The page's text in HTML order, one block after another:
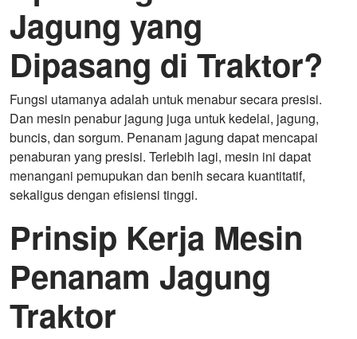
Jagung yang
Dipasang di Traktor?
Fungsi utamanya adalah untuk menabur secara presisi.
Dan mesin penabur jagung juga untuk kedelai, jagung,
buncis, dan sorgum. Penanam jagung dapat mencapai
penaburan yang presisi. Terlebih lagi, mesin ini dapat
menangani pemupukan dan benih secara kuantitatif,
sekaligus dengan efisiensi tinggi.
Prinsip Kerja Mesin
Penanam Jagung
Traktor